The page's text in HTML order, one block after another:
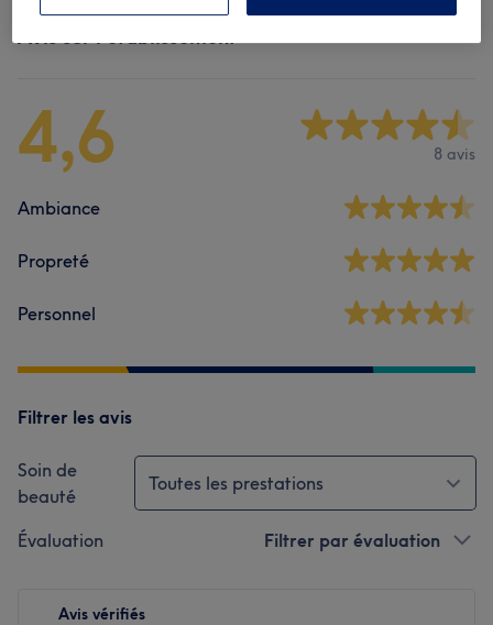
Avis sur l'établissement
4,6 8 avis
Ambiance
Propreté
Personnel
Filtrer les avis
Soin de
beauté
Toutes les prestations
Évaluation Filtrer par évaluation
Avis vérifiés